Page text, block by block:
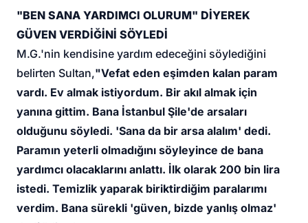
"BEN SANA YARDIMCI OLURUM" DİYEREK
GÜVEN VERDİĞİNİ SÖYLEDİ
M.G.'nin kendisine yardım edeceğini söylediğini
belirten Sultan,"Vefat eden eşimden kalan param
vardı. Ev almak istiyordum. Bir akıl almak için
yanına gittim. Bana İstanbul Şile'de arsaları
olduğunu söyledi. 'Sana da bir arsa alalım' dedi.
Paramın yeterli olmadığını söyleyince de bana
yardımcı olacaklarını anlattı. İlk olarak 200 bin lira
istedi. Temizlik yaparak biriktirdiğim paralarımı
verdim. Bana sürekli 'güven, bizde yanlış olmaz'